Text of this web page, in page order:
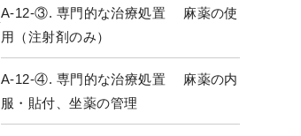
A-12-③. 専門的な治療処置 麻薬の使
用（注射剤のみ）
A-12-④. 専門的な治療処置 麻薬の内
服・貼付、坐薬の管理